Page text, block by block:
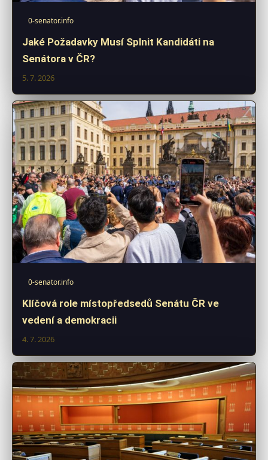
0-senator.info
Jaké Požadavky Musí Splnit Kandidáti na
Senátora v ČR?
5. 7. 2026
0-senator.info
Klíčová role místopředsedů Senátu ČR ve
vedení a demokracii
4. 7. 2026